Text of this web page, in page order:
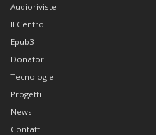
Audioriviste
Il Centro
Epub3
Donatori
Tecnologie
Progetti
News
Contatti